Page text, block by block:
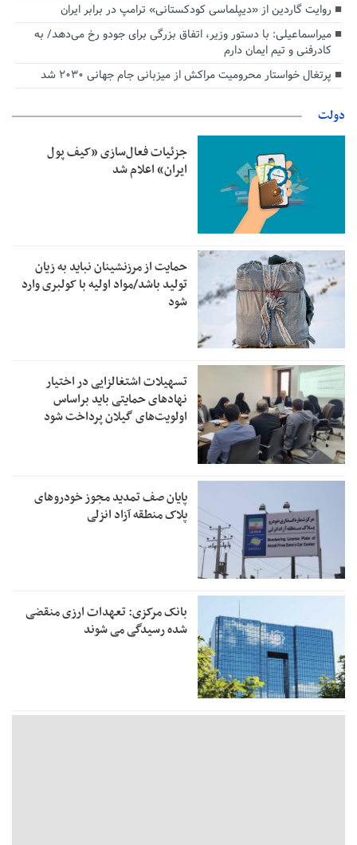
روایت گاردین از «دیپلماسی کودکستانی» ترامپ در برابر ایران
میراسماعیلی: با دستور وزیر، اتفاق بزرگی برای جودو رخ می‌دهد/ به
کادرفنی و تیم ایمان دارم
پرتغال خواستار محرومیت مراکش از میزبانی جام جهانی ۲۰۳۰ شد
دولت
جزئیات فعال‌سازی «کیف پول
ایران» اعلام شد
حمایت از مرزنشینان نباید به زیان
تولید باشد/مواد اولیه با کولبری وارد
شود
تسهیلات اشتغالزایی در اختیار
نهادهای حمایتی باید براساس
اولویت‌های گیلان پرداخت شود
پایان صف تمدید مجوز خودروهای
پلاک منطقه آزاد انزلی
بانک مرکزی: تعهدات ارزی منقضی
شده رسیدگی می شوند